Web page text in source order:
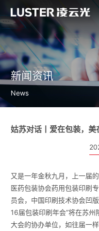
新闻资讯
News
姑苏对话丨爱在包装，美
又是一年金秋九月，上一届
医药包装协会药用包装印刷
员会，中国印刷技术协会凹
16届包装印刷年会”将在苏
大会的协办单位，如往届一